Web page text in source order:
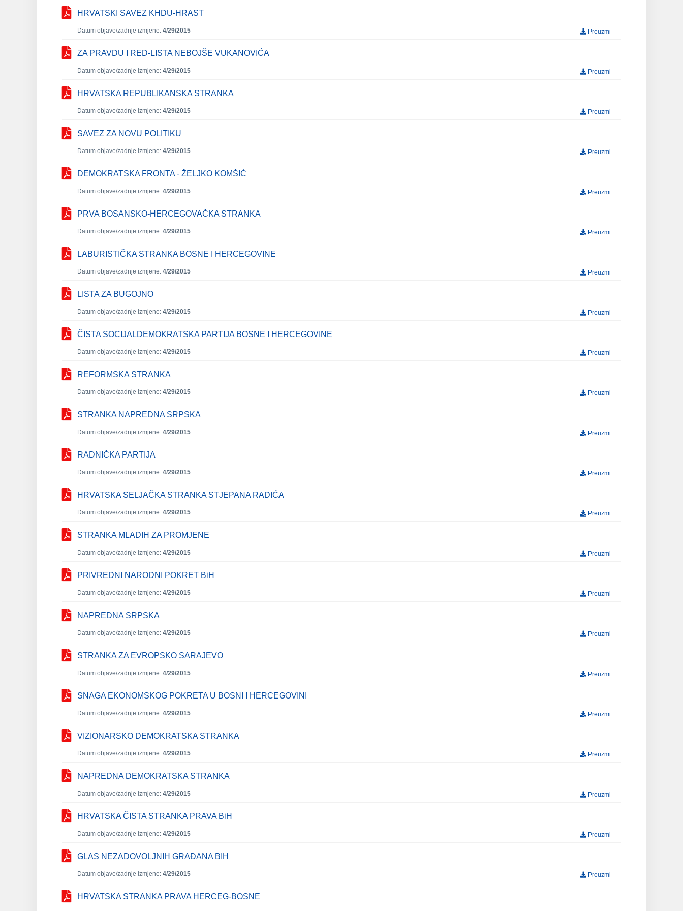
HRVATSKI SAVEZ KHDU-HRAST
Datum objave/zadnje izmjene: 4/29/2015 Preuzmi
ZA PRAVDU I RED-LISTA NEBOJŠE VUKANOVIĆA
Datum objave/zadnje izmjene: 4/29/2015 Preuzmi
HRVATSKA REPUBLIKANSKA STRANKA
Datum objave/zadnje izmjene: 4/29/2015 Preuzmi
SAVEZ ZA NOVU POLITIKU
Datum objave/zadnje izmjene: 4/29/2015 Preuzmi
DEMOKRATSKA FRONTA - ŽELJKO KOMŠIĆ
Datum objave/zadnje izmjene: 4/29/2015 Preuzmi
PRVA BOSANSKO-HERCEGOVAČKA STRANKA
Datum objave/zadnje izmjene: 4/29/2015 Preuzmi
LABURISTIČKA STRANKA BOSNE I HERCEGOVINE
Datum objave/zadnje izmjene: 4/29/2015 Preuzmi
LISTA ZA BUGOJNO
Datum objave/zadnje izmjene: 4/29/2015 Preuzmi
ČISTA SOCIJALDEMOKRATSKA PARTIJA BOSNE I HERCEGOVINE
Datum objave/zadnje izmjene: 4/29/2015 Preuzmi
REFORMSKA STRANKA
Datum objave/zadnje izmjene: 4/29/2015 Preuzmi
STRANKA NAPREDNA SRPSKA
Datum objave/zadnje izmjene: 4/29/2015 Preuzmi
RADNIČKA PARTIJA
Datum objave/zadnje izmjene: 4/29/2015 Preuzmi
HRVATSKA SELJAČKA STRANKA STJEPANA RADIĆA
Datum objave/zadnje izmjene: 4/29/2015 Preuzmi
STRANKA MLADIH ZA PROMJENE
Datum objave/zadnje izmjene: 4/29/2015 Preuzmi
PRIVREDNI NARODNI POKRET BiH
Datum objave/zadnje izmjene: 4/29/2015 Preuzmi
NAPREDNA SRPSKA
Datum objave/zadnje izmjene: 4/29/2015 Preuzmi
STRANKA ZA EVROPSKO SARAJEVO
Datum objave/zadnje izmjene: 4/29/2015 Preuzmi
SNAGA EKONOMSKOG POKRETA U BOSNI I HERCEGOVINI
Datum objave/zadnje izmjene: 4/29/2015 Preuzmi
VIZIONARSKO DEMOKRATSKA STRANKA
Datum objave/zadnje izmjene: 4/29/2015 Preuzmi
NAPREDNA DEMOKRATSKA STRANKA
Datum objave/zadnje izmjene: 4/29/2015 Preuzmi
HRVATSKA ČISTA STRANKA PRAVA BiH
Datum objave/zadnje izmjene: 4/29/2015 Preuzmi
GLAS NEZADOVOLJNIH GRAĐANA BIH
Datum objave/zadnje izmjene: 4/29/2015 Preuzmi
HRVATSKA STRANKA PRAVA HERCEG-BOSNE